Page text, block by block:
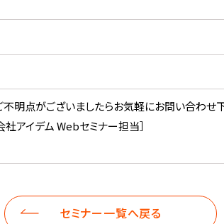
不明点がございましたらお気軽にお問い合わせ
アイデム Webセミナー担当］
セミナー一覧へ戻る